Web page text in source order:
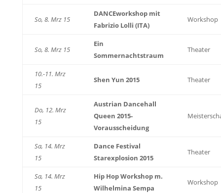
So, 8. Mrz 15
DANCEworkshop mit
Fabrizio Lolli (ITA)
Workshop
So, 8. Mrz 15
Ein
Sommernachtstraum
Theater
10.-11. Mrz
15
Shen Yun 2015 Theater
Do, 12. Mrz
15
Austrian Dancehall
Queen 2015-
Vorausscheidung
Sa, 14. Mrz
15
Dance Festival
Starexplosion 2015
Theater
Sa, 14. Mrz
15
Hip Hop Workshop m.
Wilhelmina Sempa
Workshop